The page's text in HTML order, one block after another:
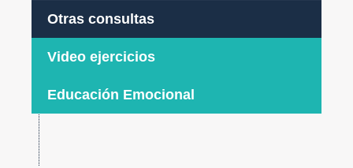
Otras consultas
Video ejercicios
Educación Emocional